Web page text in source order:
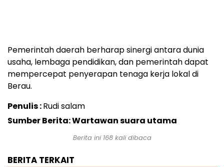
Pemerintah daerah berharap sinergi antara dunia
usaha, lembaga pendidikan, dan pemerintah dapat
mempercepat penyerapan tenaga kerja lokal di
Berau.
Penulis :Rudi salam
Sumber Berita: Wartawan suara utama
Berita ini 168kali dibaca
BERITA TERKAIT